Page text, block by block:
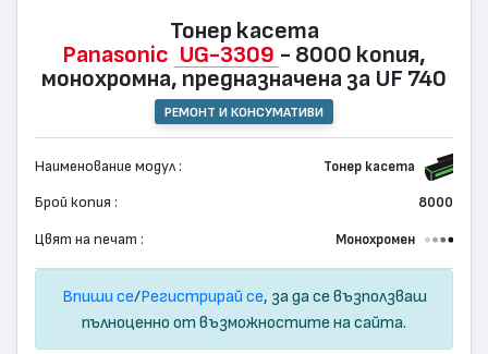
Тонер касета
Panasonic UG-3309 - 8000 копия,
монохромна, предназначена за UF 740
РЕМОНТ И КОНСУМАТИВИ
Наименование модул : Тонер касета
Брой копия : 8000
Цвят на печат : Монохромен
Впиши се/Регистрирай се, за да се възползваш
пълноценно от възможностите на сайта.